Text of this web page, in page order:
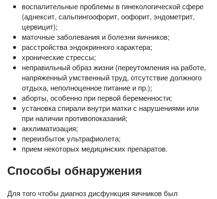
воспалительные проблемы в гинекологической сфере
(аднексит, сальпингоофорит, оофорит, эндометрит,
цервицит);
маточные заболевания и болезни яичников;
расстройства эндокринного характера;
хронические стрессы;
неправильный образ жизни (переутомления на работе,
напряженный умственный труд, отсутствие должного
отдыха, неполноценное питание и пр.);
аборты, особенно при первой беременности;
установка спирали внутри матки с нарушениями или
при наличии противопоказаний;
акклиматизация;
переизбыток ультрафиолета;
прием некоторых медицинских препаратов.
Способы обнаружения
Для того чтобы диагноз дисфункция яичников был